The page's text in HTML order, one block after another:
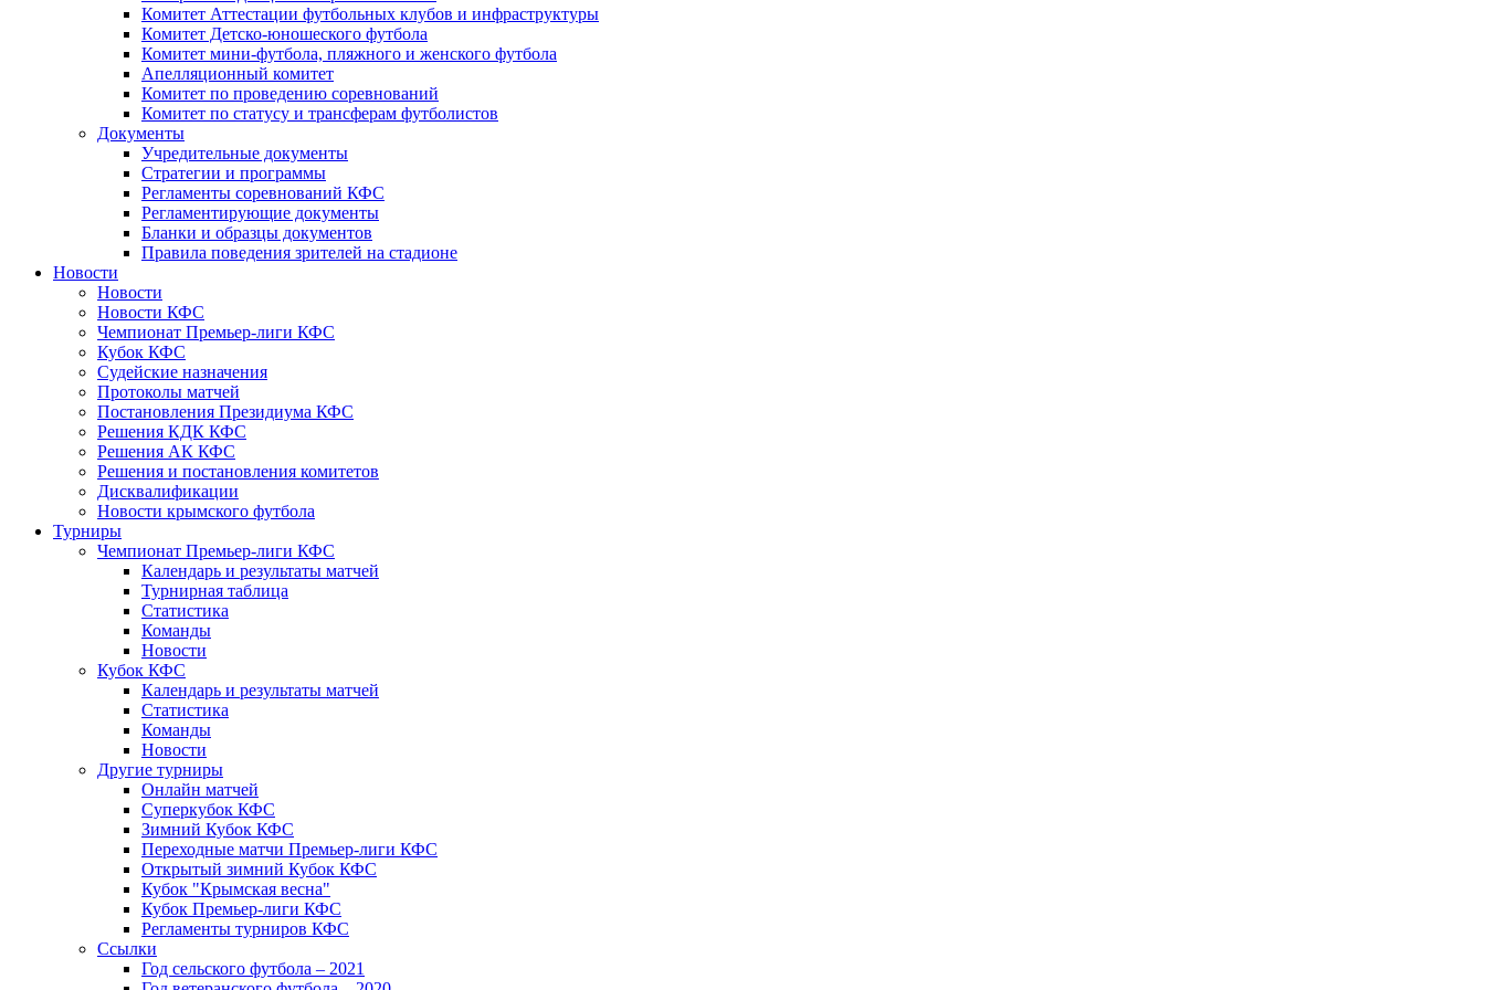
Комитет Аттестации футбольных клубов и инфраструктуры
Комитет Детско-юношеского футбола
Комитет мини-футбола, пляжного и женского футбола
Апелляционный комитет
Комитет по проведению соревнований
Комитет по статусу и трансферам футболистов
Документы
Учредительные документы
Стратегии и программы
Регламенты соревнований КФС
Регламентирующие документы
Бланки и образцы документов
Правила поведения зрителей на стадионе
Новости
Новости
Новости КФС
Чемпионат Премьер-лиги КФС
Кубок КФС
Судейские назначения
Протоколы матчей
Постановления Президиума КФС
Решения КДК КФС
Решения АК КФС
Решения и постановления комитетов
Дисквалификации
Новости крымского футбола
Турниры
Чемпионат Премьер-лиги КФС
Календарь и результаты матчей
Турнирная таблица
Статистика
Команды
Новости
Кубок КФС
Календарь и результаты матчей
Статистика
Команды
Новости
Другие турниры
Онлайн матчей
Суперкубок КФС
Зимний Кубок КФС
Переходные матчи Премьер-лиги КФС
Открытый зимний Кубок КФС
Кубок "Крымская весна"
Кубок Премьер-лиги КФС
Регламенты турниров КФС
Ссылки
Год сельского футбола – 2021